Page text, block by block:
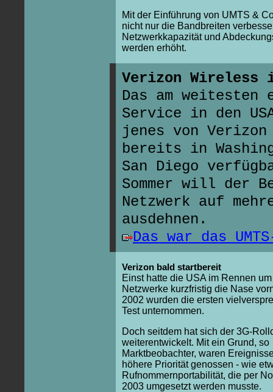
Mit der Einführung von UMTS &
nicht nur die Bandbreiten
Netzwerkkapazität und
werden erhöht.
Verizon Wireless
Das am weitesten
Service in den
jenes von
bereits in
San Diego
Sommer will der
Netzwerk auf
ausdehnen.
Das war das
Verizon bald startbereit
Einst hatte die USA im Rennen
Netzwerke kurzfristig die Nase
2002 wurden die ersten
Test unternommen.
Doch seitdem hat sich der 3G-
weiterentwickelt. Mit ein Grund, so
Marktbeobachter, waren
höhere Priorität genossen - wie
Rufnommernportabilität, die per
2003 umgesetzt werden musste.